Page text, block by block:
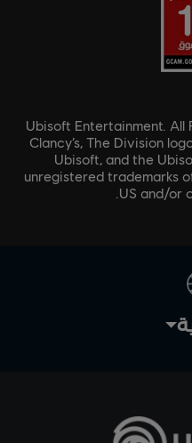
© 2020 Ubisoft Entertainment.
Clancy’s, The Division
Ubisoft, and the
unregistered trademarks
US and/or